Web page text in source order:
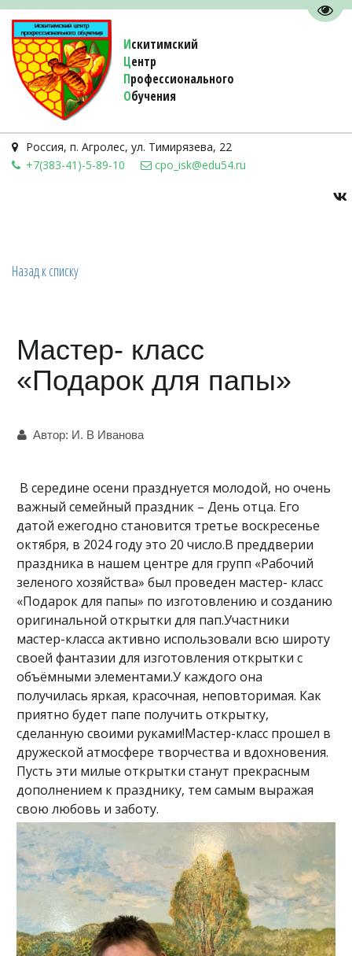
Искитимский
Центр
Профессионального
Обучения
Россия, п. Агролес, ул. Тимирязева, 22
+7(383-41)-5-89-10
cpo_isk@edu54.ru
Назад к списку
Мастер- класс
«Подарок для папы»
Автор: И. В Иванова
В середине осени празднуется молодой, но очень
важный семейный праздник – День отца. Его
датой ежегодно становится третье воскресенье
октября, в 2024 году это 20 число.В преддверии
праздника в нашем центре для групп «Рабочий
зеленого хозяйства» был проведен мастер- класс
«Подарок для папы» по изготовлению и созданию
оригинальной открытки для пап.Участники
мастер-класса активно использовали всю широту
своей фантазии для изготовления открытки с
объёмными элементами.У каждого она
получилась яркая, красочная, неповторимая. Как
приятно будет папе получить открытку,
сделанную своими руками!Мастер-класс прошел в
дружеской атмосфере творчества и вдохновения.
Пусть эти милые открытки станут прекрасным
дополнением к празднику, тем самым выражая
свою любовь и заботу.